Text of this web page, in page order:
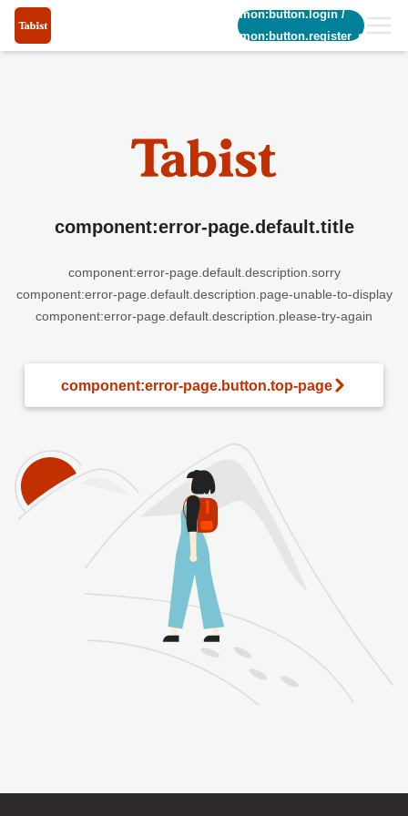
common:button.login/
common:button.register_short
component:error-page.default.title
component:error-page.default.description.sorry
component:error-page.default.description.page-unable-to-display
component:error-page.default.description.please-try-again
component:error-page.button.top-page